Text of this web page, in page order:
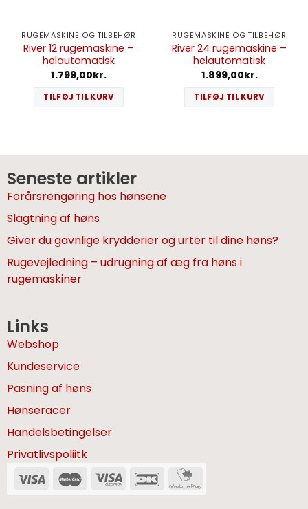
RUGEMASKINE OG TILBEHØR
River 12 rugemaskine –
helautomatisk
1.799,00kr.
TILFØJ TIL KURV
RUGEMASKINE OG TILBEHØR
River 24 rugemaskine –
helautomatisk
1.899,00kr.
TILFØJ TIL KURV
Seneste artikler
Forårsrengøring hos hønsene
Slagtning af høns
Giver du gavnlige krydderier og urter til dine høns?
Rugevejledning – udrugning af æg fra høns i
rugemaskiner
Links
Webshop
Kundeservice
Pasning af høns
Hønseracer
Handelsbetingelser
Privatlivspoliitk